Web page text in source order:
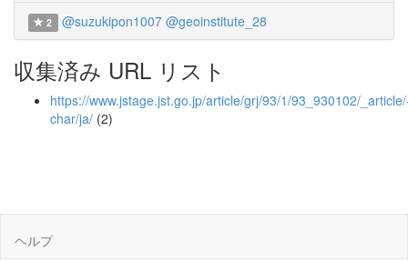
2 @suzukipon1007 @geoinstitute_28
収集済み URL リスト
https://www.jstage.jst.go.jp/article/grj/93/1/93_930102/
char/ja/ (2)
ヘルプ